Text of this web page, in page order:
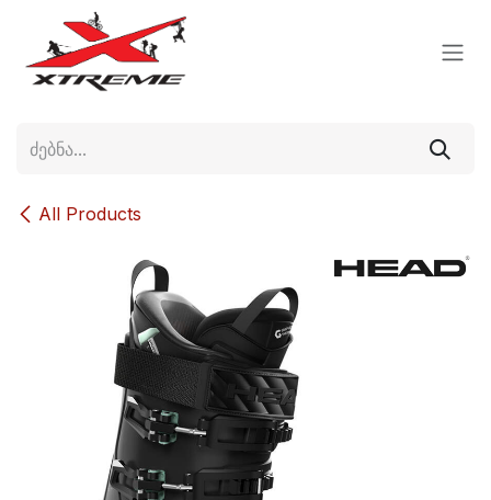
Skip to Content
All Products